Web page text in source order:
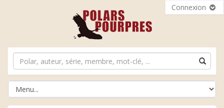
Connexion